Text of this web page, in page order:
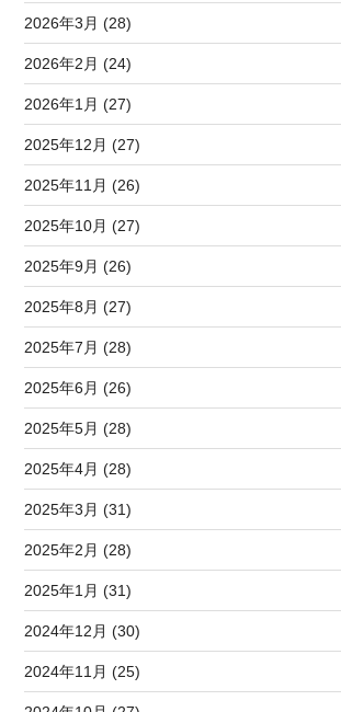
2026年3月 (28)
2026年2月 (24)
2026年1月 (27)
2025年12月 (27)
2025年11月 (26)
2025年10月 (27)
2025年9月 (26)
2025年8月 (27)
2025年7月 (28)
2025年6月 (26)
2025年5月 (28)
2025年4月 (28)
2025年3月 (31)
2025年2月 (28)
2025年1月 (31)
2024年12月 (30)
2024年11月 (25)